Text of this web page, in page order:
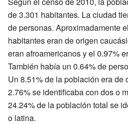
de 3.301 habitantes. La ciudad
de personas. Aproximadamente
habitantes eran de origen
eran afroamericanos y el 0.97%
También había un 0.64% de
Un 8.51% de la población era de
2.76% se identificaba con dos o
24.24% de la población total se
o latina.